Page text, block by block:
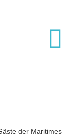
der Maritimes